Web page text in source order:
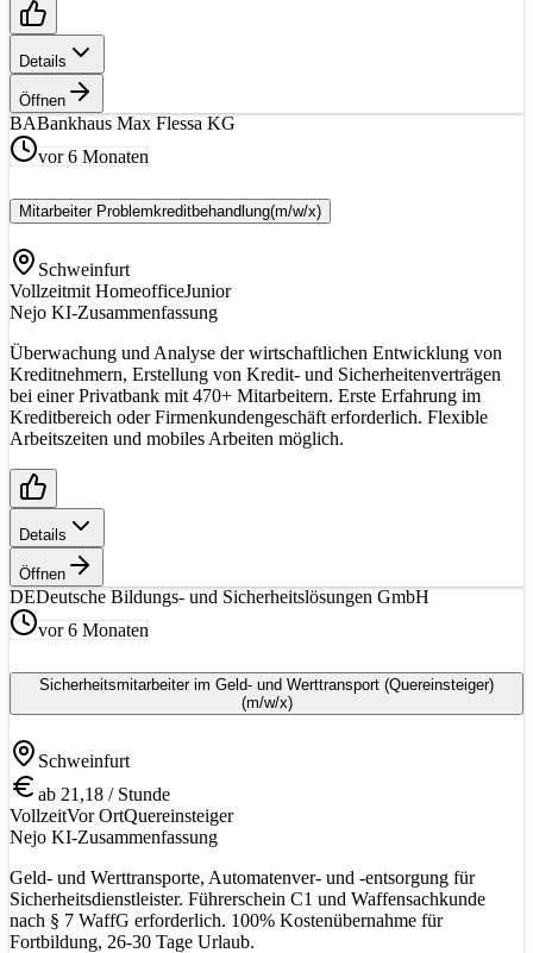
Details
Öffnen
BABankhaus Max Flessa KG
vor 6 Monaten
Mitarbeiter Problemkreditbehandlung(m/w/x)
Schweinfurt
Vollzeitmit HomeofficeJunior
Nejo KI-Zusammenfassung
Überwachung und Analyse der wirtschaftlichen Entwicklung von
Kreditnehmern, Erstellung von Kredit- und Sicherheitenverträgen
bei einer Privatbank mit 470+ Mitarbeitern. Erste Erfahrung im
Kreditbereich oder Firmenkundengeschäft erforderlich. Flexible
Arbeitszeiten und mobiles Arbeiten möglich.
Details
Öffnen
DEDeutsche Bildungs- und Sicherheitslösungen GmbH
vor 6 Monaten
Sicherheitsmitarbeiter im Geld- und Werttransport (Quereinsteiger)
(m/w/x)
Schweinfurt
ab 21,18 / Stunde
VollzeitVor OrtQuereinsteiger
Nejo KI-Zusammenfassung
Geld- und Werttransporte, Automatenver- und -entsorgung für
Sicherheitsdienstleister. Führerschein C1 und Waffensachkunde
nach § 7 WaffG erforderlich. 100% Kostenübernahme für
Fortbildung, 26-30 Tage Urlaub.